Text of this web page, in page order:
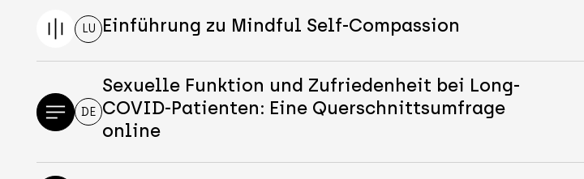
LU Einführung zu Mindful Self-Compassion
DE
Sexuelle Funktion und Zufriedenheit bei Long-
COVID-Patienten: Eine Querschnittsumfrage
online